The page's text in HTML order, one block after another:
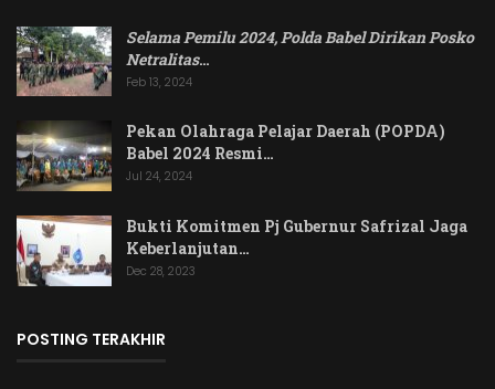
Selama Pemilu 2024, Polda Babel Dirikan Posko
Netralitas…
Feb 13, 2024
Pekan Olahraga Pelajar Daerah (POPDA)
Babel 2024 Resmi…
Jul 24, 2024
Bukti Komitmen Pj Gubernur Safrizal Jaga
Keberlanjutan…
Dec 28, 2023
POSTING TERAKHIR